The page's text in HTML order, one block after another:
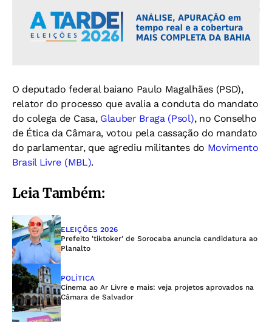
O deputado federal baiano Paulo Magalhães (PSD),
relator do processo que avalia a conduta do mandato
do colega de Casa, Glauber Braga (Psol), no Conselho
de Ética da Câmara, votou pela cassação do mandato
do parlamentar, que agrediu militantes do Movimento
Brasil Livre (MBL).
Leia Também:
ELEIÇÕES 2026
Prefeito 'tiktoker' de Sorocaba anuncia candidatura ao
Planalto
POLÍTICA
Cinema ao Ar Livre e mais: veja projetos aprovados na
Câmara de Salvador